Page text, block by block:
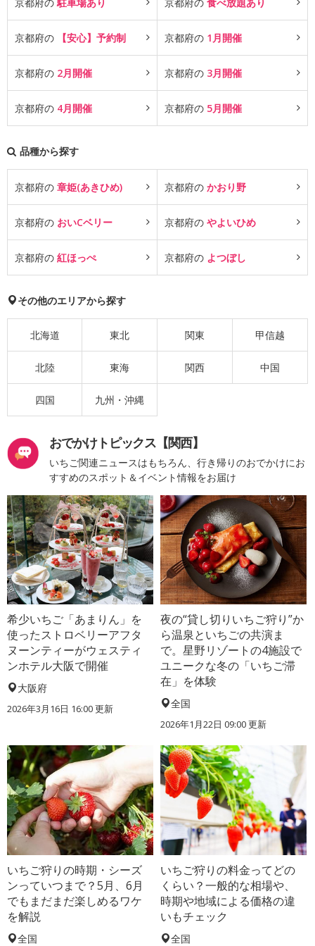
京都府の 【安心】予約制 京都府の 1月開催
京都府の 2月開催 京都府の 3月開催
京都府の 4月開催 京都府の 5月開催
品種から探す
京都府の 章姫(あきひめ) 京都府の かおり野
京都府の おいCベリー 京都府の やよいひめ
京都府の 紅ほっぺ 京都府の よつぼし
その他のエリアから探す
北海道 東北 関東 甲信越
北陸 東海 関西 中国
四国 九州・沖縄
おでかけトピックス【関西】
いちご関連ニュースはもちろん、行き帰りのおでかけにお
すすめのスポット＆イベント情報をお届け
希少いちご「あまりん」を
使ったストロベリーアフタ
ヌーンティーがウェスティ
ンホテル大阪で開催
大阪府
2026年3月16日 16:00 更新
夜の“貸し切りいちご狩り”か
ら温泉といちごの共演ま
で。星野リゾートの4施設で
ユニークな冬の「いちご滞
在」を体験
全国
2026年1月22日 09:00 更新
いちご狩りの時期・シーズ
ンっていつまで？5月、6月
でもまだまだ楽しめるワケ
を解説
全国
いちご狩りの料金ってどの
くらい？一般的な相場や、
時期や地域による価格の違
いもチェック
全国